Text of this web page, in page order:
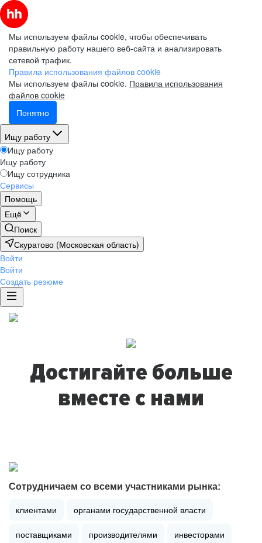
Мы используем файлы cookie, чтобы обеспечивать
правильную работу нашего веб-сайта и анализировать
сетевой трафик.
Правила использования файлов cookie
Мы используем файлы cookie. Правила использования
файлов cookie
Понятно
Ищу работу
Ищу работу
Ищу работу
Ищу сотрудника
Сервисы
Помощь
Ещё
Поиск
Скуратово (Московская область)
Войти
Войти
Создать резюме
Достигайте больше
вместе с нами
Сотрудничаем со всеми участниками рынка:
клиентами органами государственной власти
поставщиками производителями инвесторами